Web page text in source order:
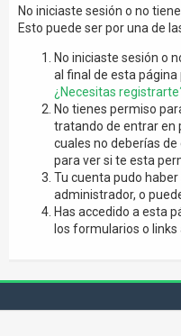
No iniciaste sesión o no
Esto puede ser por una de
No iniciaste sesión o
al final de esta página
¿Necesitas
No tienes permiso
tratando de entrar en
cuales no deberías
para ver si te esta
Tu cuenta pudo
administrador, o
Has accedido a esta
los formularios o links